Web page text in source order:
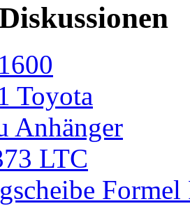
Toyota
Anhänger
LTC
Formel